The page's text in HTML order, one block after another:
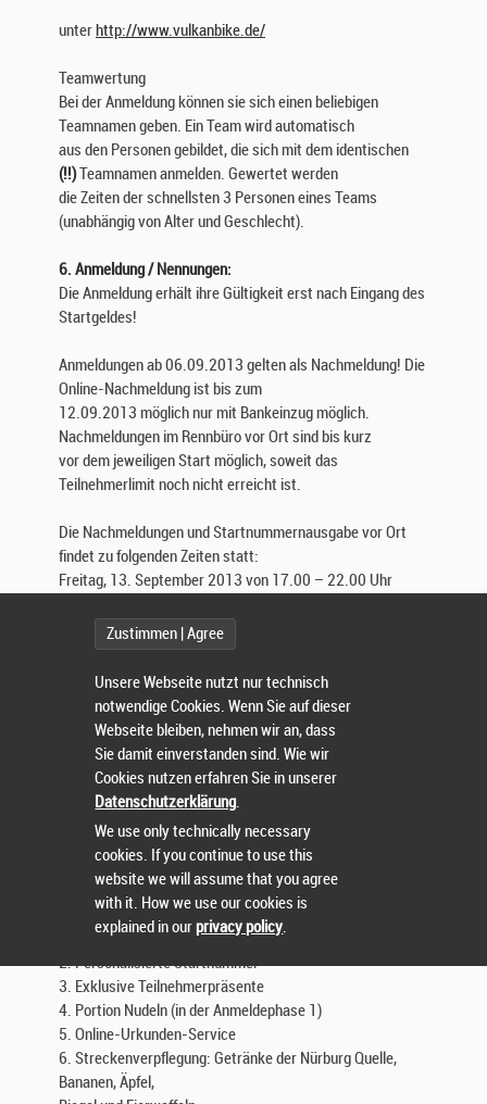
unter http://www.vulkanbike.de/
Teamwertung
Bei der Anmeldung können sie sich einen beliebigen
Teamnamen geben. Ein Team wird automatisch
aus den Personen gebildet, die sich mit dem identischen
(!!)Teamnamen anmelden. Gewertet werden
die Zeiten der schnellsten 3 Personen eines Teams
(unabhängig von Alter und Geschlecht).
6. Anmeldung / Nennungen:
Die Anmeldung erhält ihre Gültigkeit erst nach Eingang des
Startgeldes!
Anmeldungen ab 06.09.2013 gelten als Nachmeldung! Die
Online-Nachmeldung ist bis zum
12.09.2013 möglich nur mit Bankeinzug möglich.
Nachmeldungen im Rennbüro vor Ort sind bis kurz
vor dem jeweiligen Start möglich, soweit das
Teilnehmerlimit noch nicht erreicht ist.
Die Nachmeldungen und Startnummernausgabe vor Ort
findet zu folgenden Zeiten statt:
Freitag, 13. September 2013 von 17.00 – 22.00 Uhr
7. Startgeld:
Details unter http://www.vulkanbike.de/
Abmeldungen und Teilrückerstattung des Startgelds
Nach erfolgter Anmeldung und Bezahlung ist eine
Rückerstattung der Teilnahmegebühr im Falle
einer Nichtteilnahme nur gegen eine Bearbeitungsgebühr
von 10 € möglich.
Ab 09.09.2013 erfolgt keine Erstattung mehr!
1. Professionelle Zeitnahme mit Transponder durch BR-
2. Personalisierte Startnummer
3. Exklusive Teilnehmerpräsente
4. Portion Nudeln (in der Anmeldephase 1)
5. Online-Urkunden-Service
6. Streckenverpflegung: Getränke der Nürburg Quelle,
Bananen, Äpfel,
Zustimmen | Agree
Unsere Webseite nutzt nur technisch
notwendige Cookies. Wenn Sie auf dieser
Webseite bleiben, nehmen wir an, dass
Sie damit einverstanden sind. Wie wir
Cookies nutzen erfahren Sie in unserer
Datenschutzerklärung.
We use only technically necessary
cookies. If you continue to use this
website we will assume that you agree
with it. How we use our cookies is
explained in ourprivacy policy.